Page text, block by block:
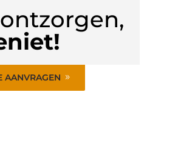
AANVRAGEN